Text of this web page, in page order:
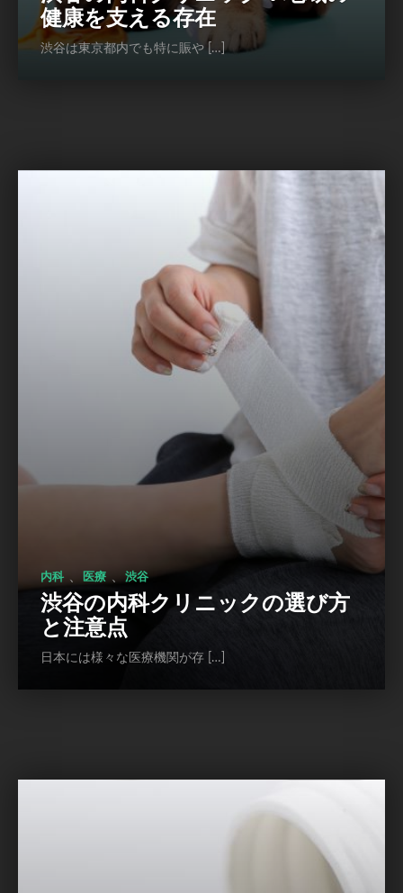
健康を支える存在
渋谷は東京都内でも特に賑や […]
内科 医療 渋谷
渋谷の内科クリニックの選び方
と注意点
日本には様々な医療機関が存 […]